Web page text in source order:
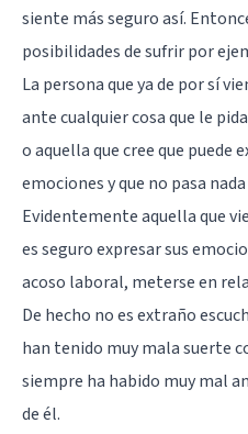
siente más seguro así.
posibilidades de sufrir por
La persona que ya de por sí
ante cualquier cosa que le
o aquella que cree que puede
emociones y que no pasa
Evidentemente aquella que
es seguro expresar sus
acoso laboral, meterse en
De hecho no es extraño
han tenido muy mala suerte
siempre ha habido muy mal
de él.